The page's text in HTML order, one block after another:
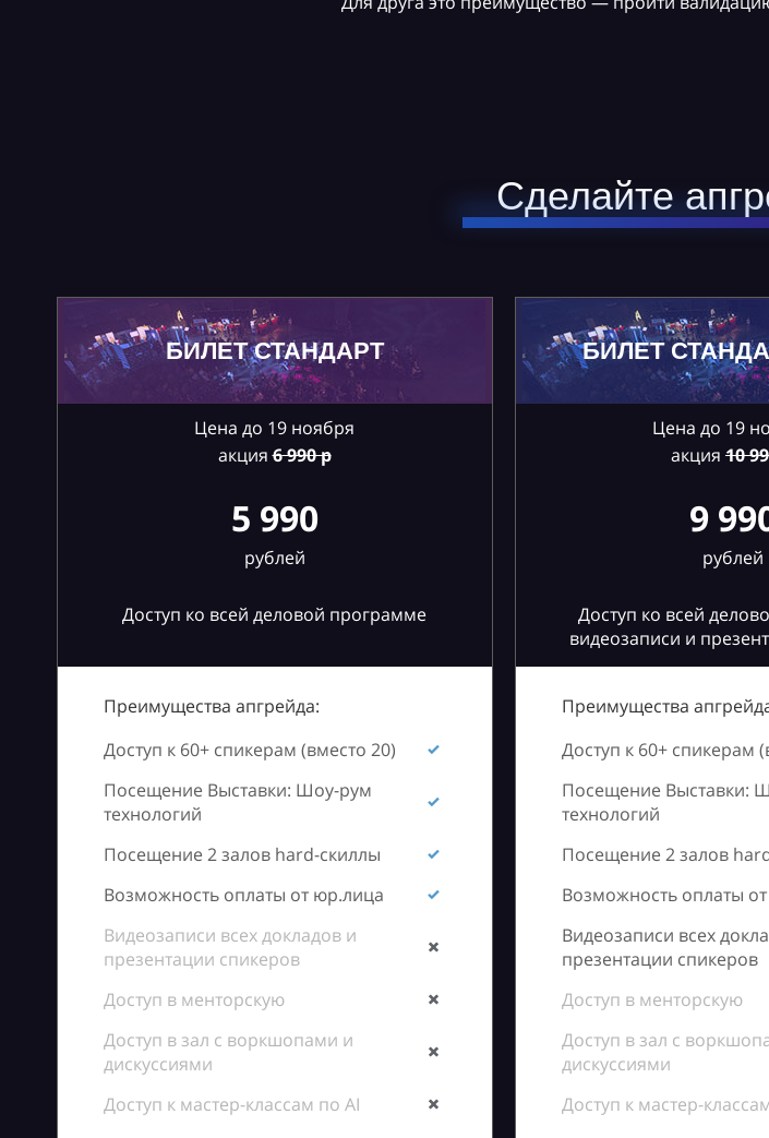
Сделайте
БИЛЕТ СТАНДАРТ
Цена до 19 ноября
акция 6990 р
5 990
рублей
Доступ ко всей деловой программе
Преимущества апгрейда:
Доступ к 60+ спикерам (вместо 20)
Посещение Выставки: Шоу-рум
технологий
Посещение 2 залов hard-скиллы
Возможность оплаты от юр.лица
Видеозаписи всех докладов и
презентации спикеров
Доступ в менторскую
Доступ в зал с воркшопами и
дискуссиями
Доступ к мастер-классам по AI
БИЛЕТ
Цена до 19
акция 10
9
рублей
Доступ ко всей
видеозаписи и
Преимущества
Доступ к 60+ спикерам
Посещение Выставки:
технологий
Посещение 2 залов
Возможность оплаты
Видеозаписи всех
презентации спикеров
Доступ в менторскую
Доступ в зал с
дискуссиями
Доступ к мастер-